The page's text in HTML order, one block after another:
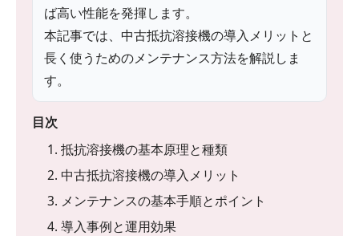
ば高い性能を発揮します。
本記事では、中古抵抗溶接機の導入メリットと
長く使うためのメンテナンス方法を解説しま
す。
目次
1. 抵抗溶接機の基本原理と種類
2. 中古抵抗溶接機の導入メリット
3. メンテナンスの基本手順とポイント
4. 導入事例と運用効果